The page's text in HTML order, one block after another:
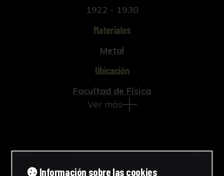
1922 - 1930
Materiales
Metal
Ubicación
Facultad de Física
Ver más
Información sobre las cookies